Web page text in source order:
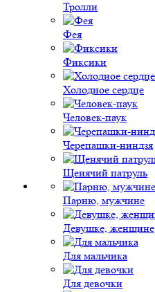
Тролли
Фея
Фиксики
Холодное сердце
Человек-паук
Черепашки-ниндзя
Щенячий патруль
Парню, мужчине
Девушке, женщине
Для мальчика
Для девочки